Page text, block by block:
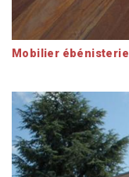
Mobilier ébénisterie